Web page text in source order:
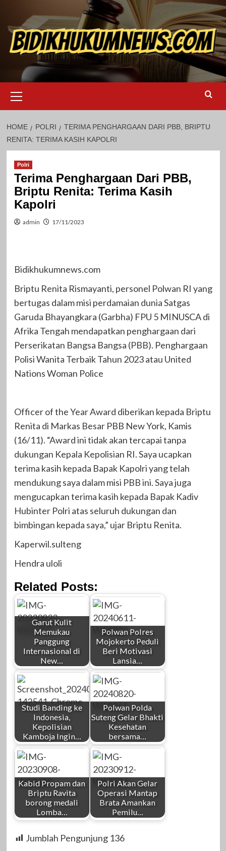
content
Menu
HOME POLRI
TERIMA PENGHARGAAN DARI PBB, BRIPTU
RENITA: TERIMA KASIH KAPOLRI
Polri
Terima Penghargaan Dari PBB,
Briptu Renita: Terima Kasih
Kapolri
admin 17/11/2023
Bidikhukumnews.com
Briptu Renita Rismayanti, personel Polwan RI yang
bertugas dalam misi perdamaian dunia Satgas
Garuda Bhayangkara (Garbha) FPU 5 MINUSCA di
Afrika Tengah mendapatkan penghargaan dari
Perserikatan Bangsa Bangsa (PBB). Penghargaan
Polisi Wanita Terbaik Tahun 2023 atau United
Nations Woman Police
Officer of the Year Award diberikan kepada Briptu
Renita di Markas Besar PBB New York, Kamis
(16/11). “Award ini tidak akan tercapai tanpa
dukungan Kepala Kepolisian RI. Saya ucapkan
terima kasih kepada Bapak Kapolri yang telah
mendukung saya dalam misi PBB ini. Saya juga
mengucapkan terima kasih kepada Bapak Kadiv
Hubinter Polri atas seluruh dukungan dan
bimbingan kepada saya,” ujar Briptu Renita.
Kaperwil.sulteng
Hendra uloli
Related Posts:
Garut Kulit
Memukau
Panggung
Internasional di
New…
Polwan Polres
Mojokerto Peduli
Beri Motivasi
Lansia…
Studi Banding ke
Indonesia,
Kepolisian
Kamboja Ingin…
Polwan Polda
Suteng Gelar Bhakti
Kesehatan
bersama…
Kabid Propam dan
Briptu Ravita
borong medali
Lomba…
Polri Akan Gelar
Operasi Mantap
Brata Amankan
Pemilu…
Jumblah Pengunjung 136